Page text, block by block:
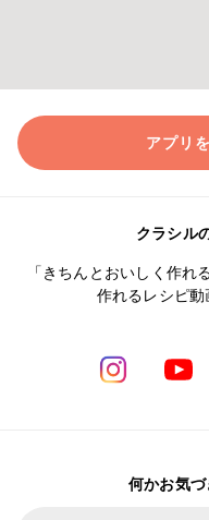
アプリ
クラシル
「きちんとおいしく作れ
作れるレシピ動
何かお気づ